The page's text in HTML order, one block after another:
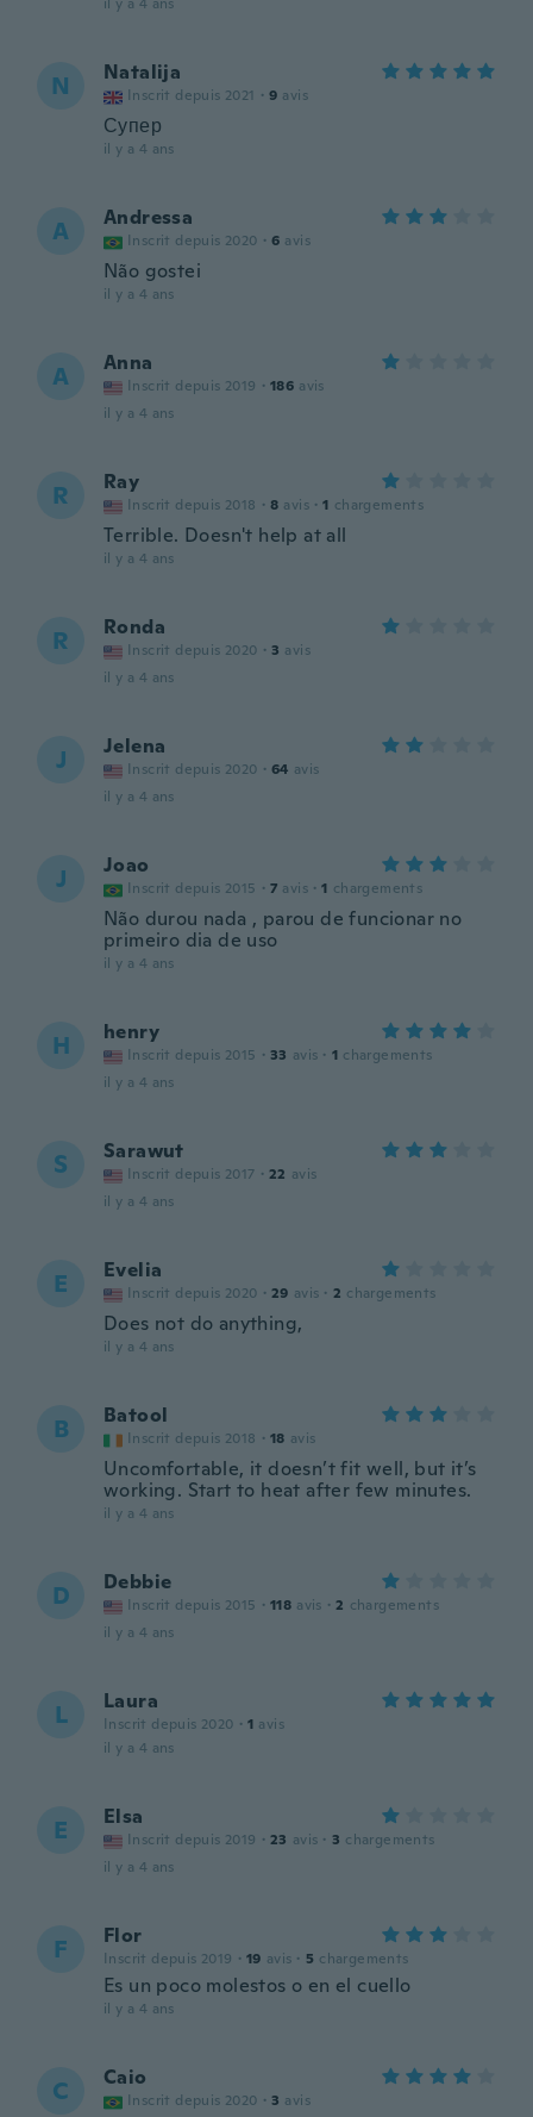
N Natalija
Inscrit depuis 2021 · 9 avis
Супер
il y a 4 ans
A Andressa
Inscrit depuis 2020 · 6 avis
Não gostei
il y a 4 ans
A Anna
Inscrit depuis 2019 · 186 avis
il y a 4 ans
R Ray
Inscrit depuis 2018 · 8 avis · 1 chargements
Terrible. Doesn't help at all
il y a 4 ans
R Ronda
Inscrit depuis 2020 · 3 avis
il y a 4 ans
J Jelena
Inscrit depuis 2020 · 64 avis
il y a 4 ans
J Joao
Inscrit depuis 2015 · 7 avis · 1 chargements
Não durou nada , parou de funcionar no
primeiro dia de uso
il y a 4 ans
H henry
Inscrit depuis 2015 · 33 avis · 1 chargements
il y a 4 ans
S Sarawut
Inscrit depuis 2017 · 22 avis
il y a 4 ans
E Evelia
Inscrit depuis 2020 · 29 avis · 2 chargements
Does not do anything,
il y a 4 ans
B Batool
Inscrit depuis 2018 · 18 avis
Uncomfortable, it doesn’t fit well, but it’s
working. Start to heat after few minutes.
il y a 4 ans
D Debbie
Inscrit depuis 2015 · 118 avis · 2 chargements
il y a 4 ans
L Laura
Inscrit depuis 2020 · 1 avis
il y a 4 ans
E Elsa
Inscrit depuis 2019 · 23 avis · 3 chargements
il y a 4 ans
F Flor
Inscrit depuis 2019 · 19 avis · 5 chargements
Es un poco molestos o en el cuello
il y a 4 ans
C Caio
Inscrit depuis 2020 · 3 avis